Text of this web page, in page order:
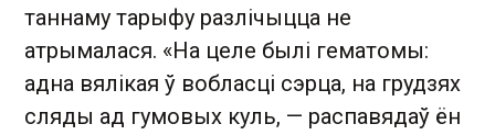
таннаму тарыфу разлічыцца не
атрымалася. «На целе былі гематомы:
адна вялікая ў вобласці сэрца, на грудзях
сляды ад гумовых куль, — распавядаў ён